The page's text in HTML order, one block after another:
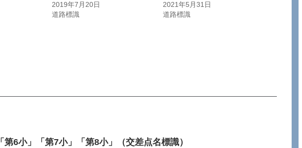
2019年7月20日
道路標識
2021年5月31日
道路標識
「第6小」「第7小」「第8小」（交差点名標識）